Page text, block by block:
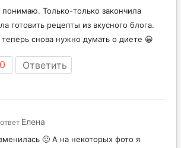
понимаю. Только-только закончила
готовить рецепты из вкусного блога.
теперь снова нужно думать о диете 😀
0 Ответить
Елена
🙂 А на некоторых фото я